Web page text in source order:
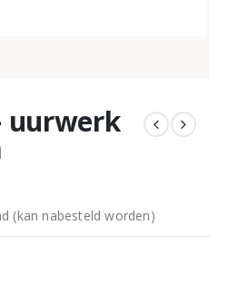
uurwerk
(kan nabesteld worden)